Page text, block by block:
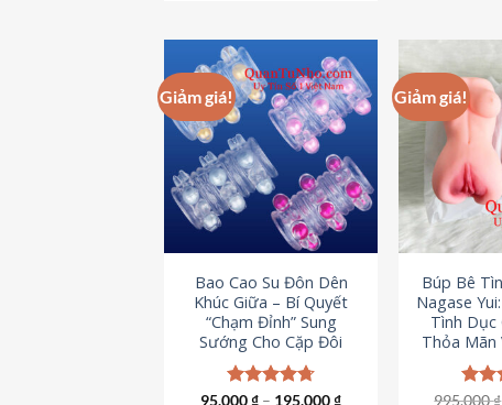
Giảm giá!
Bao Cao Su Đôn Dên
Khúc Giữa – Bí Quyết
“Chạm Đỉnh” Sung
Sướng Cho Cặp Đôi
Được xếp
95,000₫ – 195,000₫
Giảm giá!
Búp Bê
Nagase
Tình Dục
Thỏa Mãn
995,000₫